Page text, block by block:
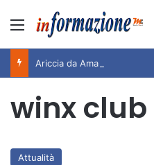
Menu
winx club
Attualità